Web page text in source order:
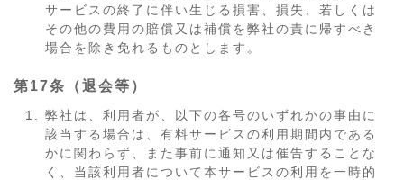
サービスの終了に伴い生じる損害、損失、若しくは
その他の費用の賠償又は補償を弊社の責に帰すべき
場合を除き免れるものとします。
第17条（退会等）
弊社は、利用者が、以下の各号のいずれかの事由に
該当する場合は、有料サービスの利用期間内である
かに関わらず、また事前に通知又は催告することな
く、当該利用者について本サービスの利用を一時的